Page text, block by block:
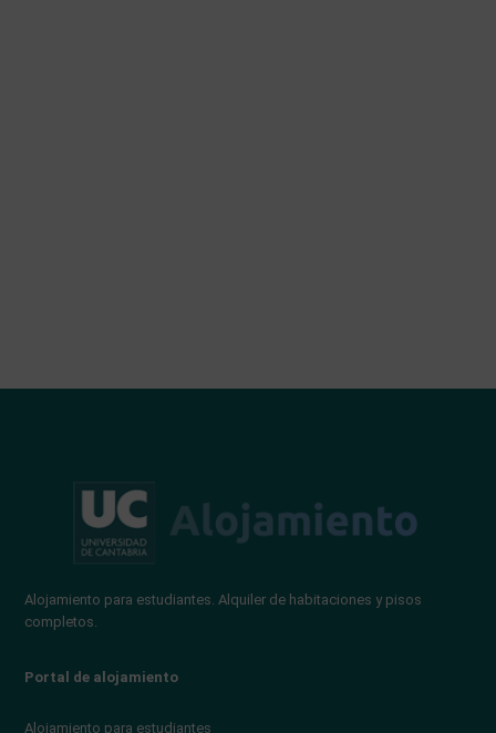
Alojamiento para estudiantes. Alquiler de habitaciones y pisos
completos.
Portal de alojamiento
Alojamiento para estudiantes